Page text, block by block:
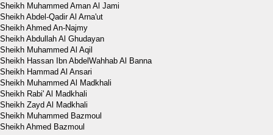
Sheikh Muhammed Aman Al Jami
Sheikh Abdel-Qadir Al Arna'ut
Sheikh Ahmed An-Najmy
Sheikh Abdullah Al Ghudayan
Sheikh Muhammed Al Aqil
Sheikh Hassan Ibn AbdelWahhab Al Banna
Sheikh Hammad Al Ansari
Sheikh Muhammed Al Madkhali
Sheikh Rabi' Al Madkhali
Sheikh Zayd Al Madkhali
Sheikh Muhammed Bazmoul
Sheikh Ahmed Bazmoul